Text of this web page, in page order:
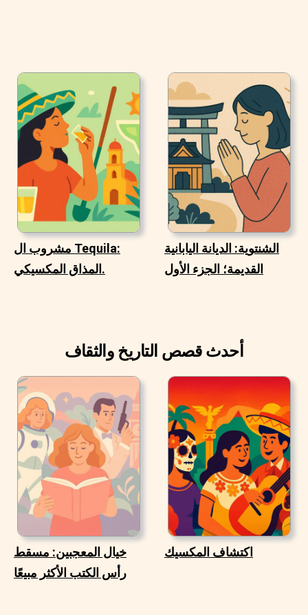
مشروب ال Tequila:
المذاق المكسيكي.
الشنتوية: الديانة اليابانية
القديمة؛ الجزء الأول
أحدث قصص التاريخ والثقاف
خيال المعجبين: مسقط
رأس الكتب الأكثر مبيعًا
اكتشاف المكسيك